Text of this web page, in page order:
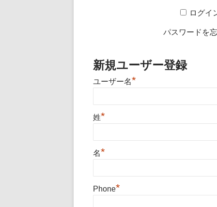
ログイ
パスワードを
新規ユーザー登録
ユーザー名*
姓*
名*
Phone*